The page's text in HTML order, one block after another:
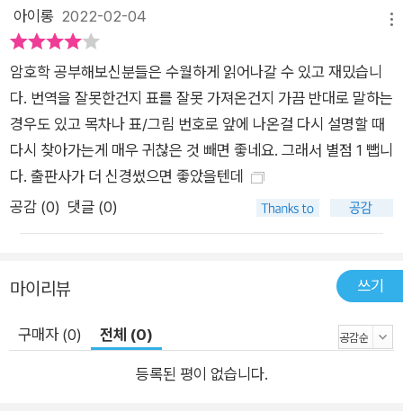
판단을 내리거나 해법을 제시하는 데 있지 않다는 점에 유의하기 바
란다.
암호화 기술의 이용에 대해 관심이 높아진 것은 스노든 고발로 인한
영향 중 하나라는 점은 의심의 여지가 없다. 2판은 그런 점을 반영해
2012년 이후 비교적 높은 인지도를 갖게 된 암호화 적용 툴 두 가지
를 자세히 다룬다. 첫째는 이용자에게 일정 수준의 익명성을 제공하
는 네트워크 환경을 만들기 위해 암호화 기술을 이용하는 토르(Tor)
다. 둘째는 디지털 통화인 '비트코인'이다.
호화 기술 설명을 추가했다. 휴대용 전화기 같은 기기에서 파일, 디스
크, 이메일, 메시지 등을 보호할 수 있는 암호화 기술을 논의한다. 왓
츠앱과 iOS 같은 기술에 관한 사례 연구도 넣었다.
암호화 기술의 중요성과 그것이 우리 일상에서 차지하는 역할이 요즘
처럼 컸던 적은 없었다. 왜 그리고 어떻게 그렇게 됐는지, 이 개정판이
여기에는 두 가지 유형의 암호화 시스템이 있다. 4장에서는 그중
하나인 대칭형 암호화 시스템을 설명한다. 서로 다른 유형의 대칭
형 암호화 알고리즘이 각기 어떻게 활용될 수 있는지 논의한다. 5
장에서는 공개 키 암호화를 살펴본다. 공개 키 암호화의 필요성을
설명하고, 두 가지 주요 공개 키 암호화 시스템을 상세하게 다룬
다. 6장에서는 대칭형 암호화 기법이 데이터의 무결성과 데이터
발신 인증 서비스를 제공하는 데 어떻게 활용될 수 있는지 알아본
법을 다루는데, 디지털 서명 기법에 초첨을 맞춘다. 8장에서는 개
커니즘에 흔히 요구되는 난수 생성 방식도 살펴본다. 그리고 9장
에서는 암호화 기초 요소를 조합해 암호화 프로토콜을 만드는 방
법을 알아본다. 3부 키 관리 10장과 11장에서는 암호학에서 실질
적으로 가장 중요하다고 볼 수 있음에도 자주 간과되는 분야를 살
펴본다. 바로 '키 관리'다. 모든 암호 시스템의 보안은 여기에서 출
아이롱 2022-02-04
암호학 공부해보신분들은 수월하게 읽어나갈 수 있고 재밌습니
다. 번역을 잘못한건지 표를 잘못 가져온건지 가끔 반대로 말하는
경우도 있고 목차나 표/그림 번호로 앞에 나온걸 다시 설명할 때
다시 찾아가는게 매우 귀찮은 것 빼면 좋네요. 그래서 별점 1 뺍니
다. 출판사가 더 신경썼으면 좋았을텐데
공감 (0) 댓글 (0)
마이리뷰 쓰기
구매자 (0) 전체 (0)
등록된 평이 없습니다.